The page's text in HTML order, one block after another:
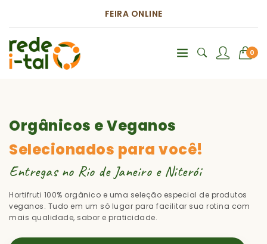
FEIRA ONLINE
0
Orgânicos e Veganos
Selecionados para você!
Entregas no Rio de Janeiro e Niterói
Hortifruti 100% orgânico e uma seleção especial de produtos
veganos. Tudo em um só lugar para facilitar sua rotina com
mais qualidade, sabor e praticidade.